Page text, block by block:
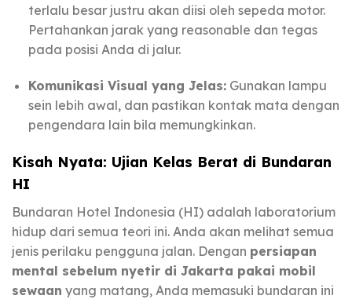
terlalu besar justru akan diisi oleh sepeda motor.
Pertahankan jarak yang reasonable dan tegas
pada posisi Anda di jalur.
Komunikasi Visual yang Jelas:Gunakan lampu
sein lebih awal, dan pastikan kontak mata dengan
pengendara lain bila memungkinkan.
Kisah Nyata: Ujian Kelas Berat di Bundaran
HI
Bundaran Hotel Indonesia (HI) adalah laboratorium
hidup dari semua teori ini. Anda akan melihat semua
jenis perilaku pengguna jalan. Dengan persiapan
mental sebelum nyetir di Jakarta pakai mobil
sewaan yang matang, Anda memasuki bundaran ini